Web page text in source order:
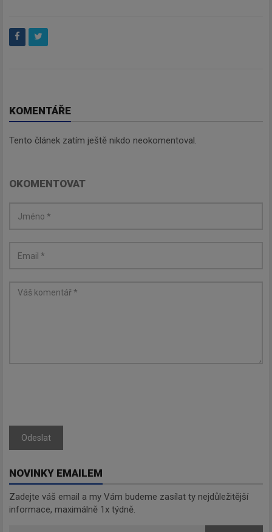
KOMENTÁŘE
Tento článek zatím ještě nikdo neokomentoval.
OKOMENTOVAT
Odeslat
NOVINKY EMAILEM
Zadejte váš email a my Vám budeme zasílat ty nejdůležitější
informace, maximálně 1x týdně.